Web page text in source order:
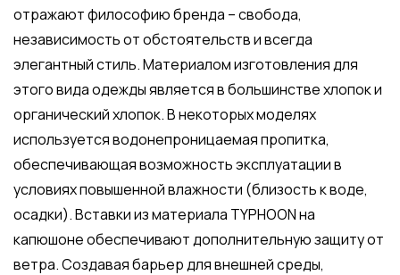
отражают философию бренда – свобода,
независимость от обстоятельств и всегда
элегантный стиль. Материалом изготовления для
этого вида одежды является в большинстве хлопок и
органический хлопок. В некоторых моделях
используется водонепроницаемая пропитка,
обеспечивающая возможность эксплуатации в
условиях повышенной влажности (близость к воде,
осадки). Вставки из материала TYPHOON на
капюшоне обеспечивают дополнительную защиту от
ветра. Создавая барьер для внешней среды,